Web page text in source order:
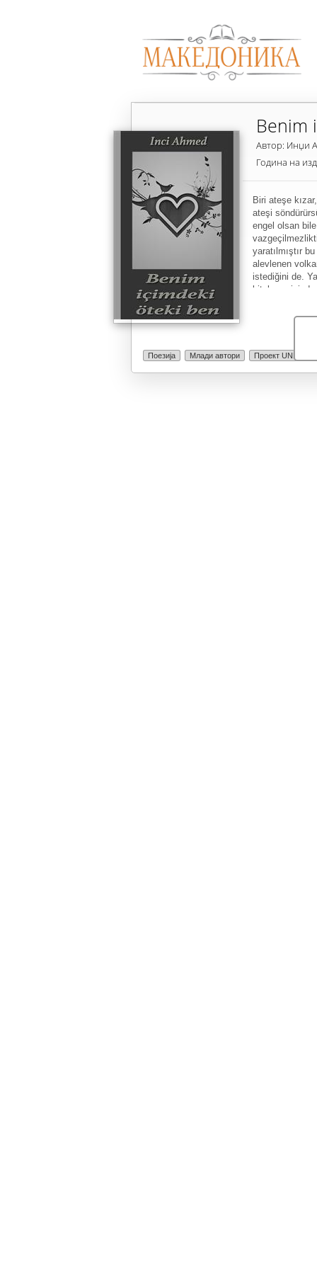
Поезија Млади автори Проект UNESCO
Benim
Автор: Инџи
Година на
Biri ateşe
ateşi
engel olsan
yaratılmıştır
alevlenen
istediğini de.
kitabı ve
sonucunda